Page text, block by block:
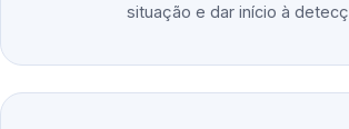
situação e dar início à